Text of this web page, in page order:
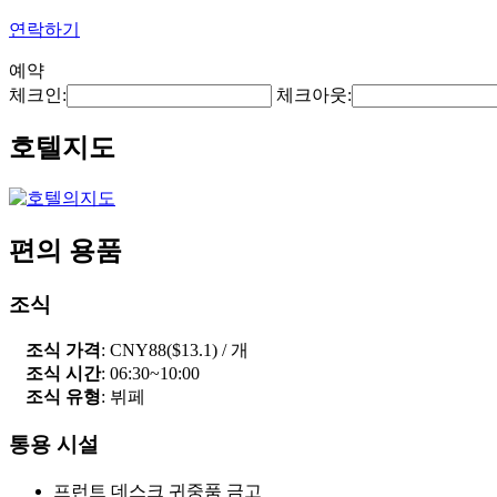
연락하기
예약
체크인:
체크아웃:
호텔지도
편의 용품
조식
조식 가격: CNY88($13.1) / 개
조식 시간: 06:30~10:00
조식 유형: 뷔페
통용 시설
프런트 데스크 귀중품 금고